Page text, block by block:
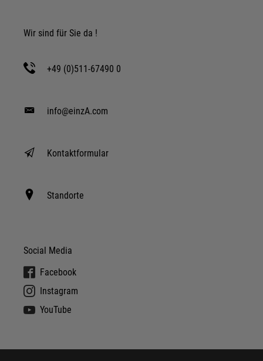
Wir sind für Sie da !
+49 (0)511-67490 0
info@einzA.com
Kontaktformular
Standorte
Social Media
Facebook
Instagram
YouTube